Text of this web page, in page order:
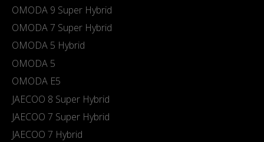
OMODA 9 Super Hybrid
OMODA 7 Super Hybrid
OMODA 5 Hybrid
OMODA 5
OMODA E5
JAECOO 8 Super Hybrid
JAECOO 7 Super Hybrid
JAECOO 7 Hybrid